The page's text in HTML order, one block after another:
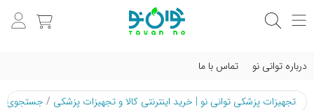
درباره توانی نو تماس با ما
تجهیزات پزشکی توانی نو | خرید اینترنتی کالا و تجهیزات پزشکی / جستجوی